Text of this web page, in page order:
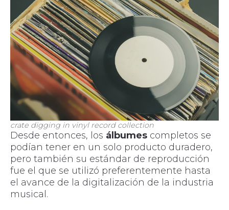
crate digging in vinyl record collection
Desde entonces, los álbumes completos se
podían tener en un solo producto duradero,
pero también su estándar de reproducción
fue el que se utilizó preferentemente hasta
el avance de la digitalización de la industria
musical.